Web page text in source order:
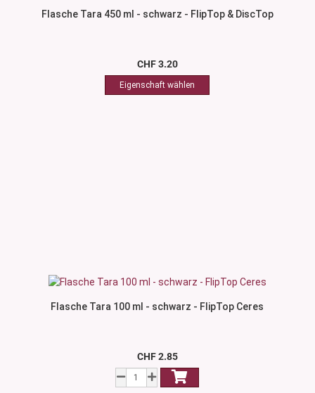
Flasche Tara 450 ml - schwarz - FlipTop & DiscTop
CHF 3.20
Flasche Tara 100 ml - schwarz - FlipTop Ceres
CHF 2.85